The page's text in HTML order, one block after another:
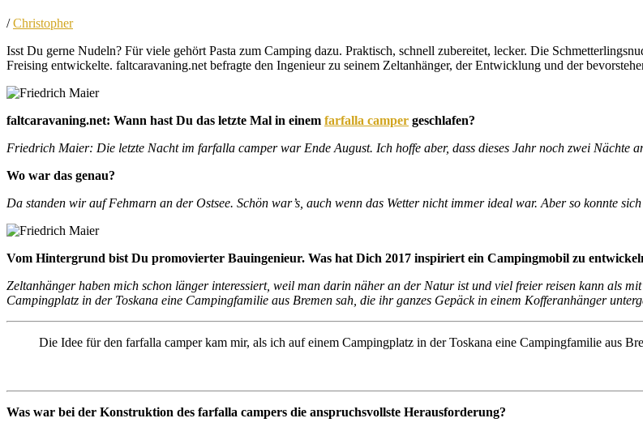
/Christopher
Isst Du gerne Nudeln? Für viele gehört Pasta zum Camping dazu. Praktisch, schnell zubereitet, lecker. Die
Freising entwickelte. faltcaravaning.net befragte den Ingenieur zu seinem Zeltanhänger, der Entwicklung und der
faltcaravaning.net: Wann hast Du das letzte Mal in einem farfalla camper geschlafen?
Friedrich Maier: Die letzte Nacht im farfalla camper war Ende August. Ich hoffe aber, dass dieses Jahr noch zwei Nächte
Wo war das genau?
Da standen wir auf Fehmarn an der Ostsee. Schön war’s, auch wenn das Wetter nicht immer ideal war. Aber so konnte
Vom Hintergrund bist Du promovierter Bauingenieur. Was hat Dich 2017 inspiriert ein Campingmobil zu
Zeltanhänger haben mich schon länger interessiert, weil man darin näher an der Natur ist und viel freier reisen kann als
Campingplatz in der Toskana eine Campingfamilie aus Bremen sah, die ihr ganzes Gepäck in einem Kofferanhänger
Die Idee für den farfalla camper kam mir, als ich auf einem Campingplatz in der Toskana eine Campingfamilie aus
Was war bei der Konstruktion des farfalla campers die anspruchsvollste Herausforderung?